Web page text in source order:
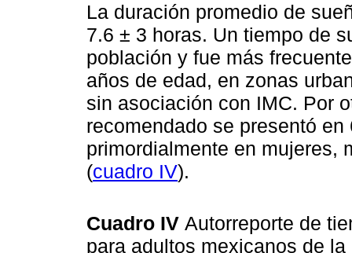
La duración promedio de
7.6 ± 3 horas. Un tiempo de
población y fue más
años de edad, en zonas
sin asociación con IMC. Por
recomendado se presentó
primordialmente en mujeres,
(cuadro IV).
Cuadro IV Autorreporte de
para adultos mexicanos de